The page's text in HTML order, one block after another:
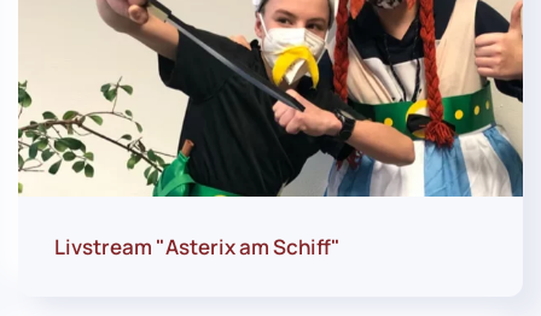
Livstream "Asterix am Schiff"